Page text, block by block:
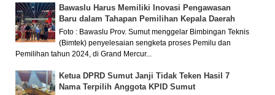
Bawaslu Harus Memiliki Inovasi Pengawasan
Baru dalam Tahapan Pemilihan Kepala Daerah
Foto : Bawaslu Prov. Sumut menggelar Bimbingan Teknis
(Bimtek) penyelesaian sengketa proses Pemilu dan
Pemilihan tahun 2024, di Grand Mercur...
Ketua DPRD Sumut Janji Tidak Teken Hasil 7
Nama Terpilih Anggota KPID Sumut